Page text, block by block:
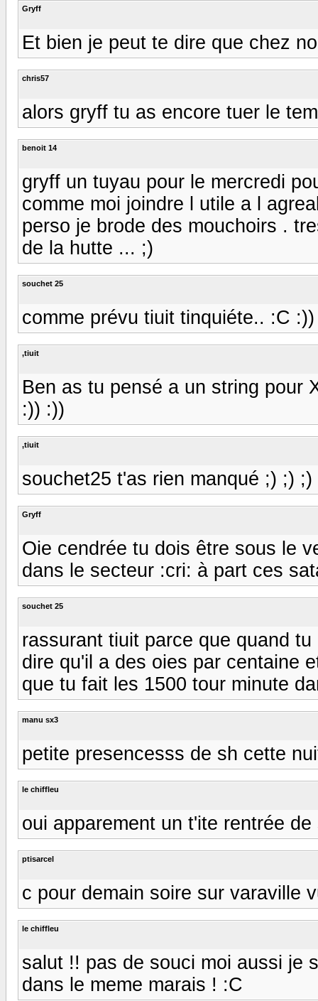
Gryff
Et bien je peut te dire que chez
chris57
alors gryff tu as encore tuer le
benoit 14
gryff un tuyau pour le mercredi
comme moi joindre l utile a l
perso je brode des mouchoirs .
de la hutte ... ;)
souchet 25
comme prévu tiuit tinquiéte.. :C :))
,tiuit
Ben as tu pensé a un string pour
:)) :))
,tiuit
souchet25 t'as rien manqué ;) ;) ;)
Gryff
Oie cendrée tu dois être sous le
dans le secteur :cri: à part ces
souchet 25
rassurant tiuit parce que quand
dire qu'il a des oies par centaine
que tu fait les 1500 tour minute
manu sx3
petite presencesss de sh cette
le chiffleu
oui apparement un t'ite rentrée
ptisarcel
c pour demain soire sur varaville
le chiffleu
salut !! pas de souci moi aussi je
dans le meme marais ! :C